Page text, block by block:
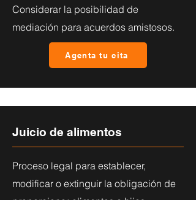
Considerar la posibilidad de
mediación para acuerdos amistosos.
Agenta tu cita
Juicio de alimentos
Proceso legal para establecer,
modificar o extinguir la obligación de